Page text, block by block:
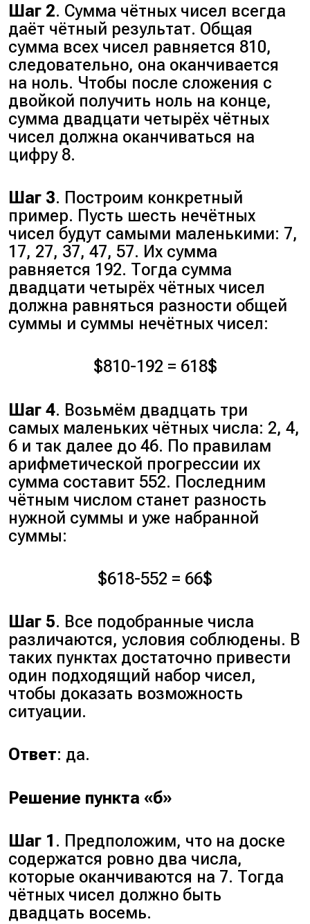
Шаг 2. Сумма чётных чисел всегда
даёт чётный результат. Общая
сумма всех чисел равняется 810,
следовательно, она оканчивается
на ноль. Чтобы после сложения с
двойкой получить ноль на конце,
сумма двадцати четырёх чётных
чисел должна оканчиваться на
цифру 8.
Шаг 3. Построим конкретный
пример. Пусть шесть нечётных
чисел будут самыми маленькими: 7,
17, 27, 37, 47, 57. Их сумма
равняется 192. Тогда сумма
двадцати четырёх чётных чисел
должна равняться разности общей
суммы и суммы нечётных чисел:
$810-192 = 618$
Шаг 4. Возьмём двадцать три
самых маленьких чётных числа: 2, 4,
6 и так далее до 46. По правилам
арифметической прогрессии их
сумма составит 552. Последним
чётным числом станет разность
нужной суммы и уже набранной
суммы:
$618-552 = 66$
Шаг 5. Все подобранные числа
различаются, условия соблюдены. В
таких пунктах достаточно привести
один подходящий набор чисел,
чтобы доказать возможность
ситуации.
Ответ: да.
Решение пункта «б»
Шаг 1 . Предположим, что на доске
содержатся ровно два числа,
которые оканчиваются на 7. Тогда
чётных чисел должно быть
двадцать восемь.